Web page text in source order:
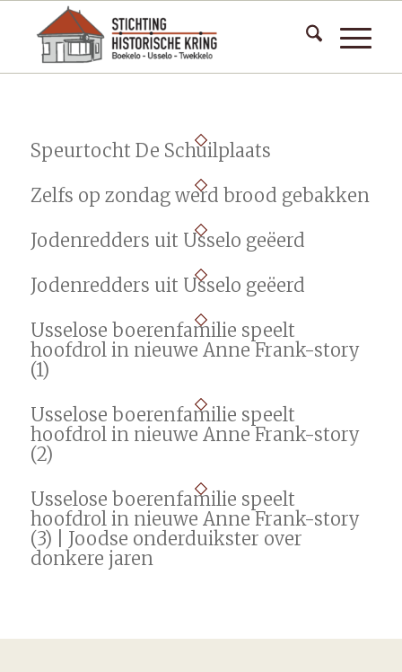
Speurtocht De Schuilplaats
Zelfs op zondag werd brood gebakken
Jodenredders uit Usselo geëerd
Jodenredders uit Usselo geëerd
Usselose boerenfamilie speelt
hoofdrol in nieuwe Anne Frank-story
(1)
Usselose boerenfamilie speelt
hoofdrol in nieuwe Anne Frank-story
(2)
Usselose boerenfamilie speelt
hoofdrol in nieuwe Anne Frank-story
(3) | Joodse onderduikster over
donkere jaren